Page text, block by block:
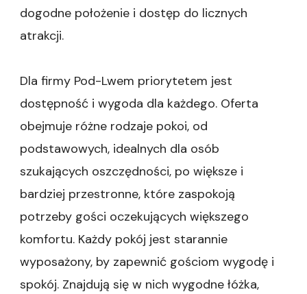
dogodne położenie i dostęp do licznych
atrakcji.
Dla firmy Pod-Lwem priorytetem jest
dostępność i wygoda dla każdego. Oferta
obejmuje różne rodzaje pokoi, od
podstawowych, idealnych dla osób
szukających oszczędności, po większe i
bardziej przestronne, które zaspokoją
potrzeby gości oczekujących większego
komfortu. Każdy pokój jest starannie
wyposażony, by zapewnić gościom wygodę i
spokój. Znajdują się w nich wygodne łóżka,